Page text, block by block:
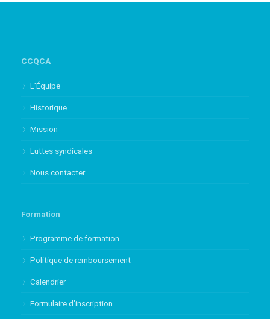
CCQCA
L’Équipe
Historique
Mission
Luttes syndicales
Nous contacter
Formation
Programme de formation
Politique de remboursement
Calendrier
Formulaire d’inscription